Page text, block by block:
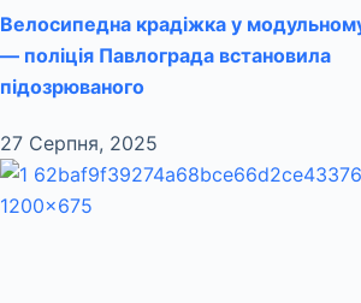
Велосипедна крадіжка у
— поліція Павлограда встановила
підозрюваного
27 Серпня, 2025